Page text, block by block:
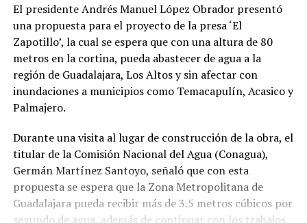
El presidente Andrés Manuel López Obrador presentó
una propuesta para el proyecto de la presa ‘El
Zapotillo’, la cual se espera que con una altura de 80
metros en la cortina, pueda abastecer de agua a la
región de Guadalajara, Los Altos y sin afectar con
inundaciones a municipios como Temacapulín, Acasico y
Palmajero.
Durante una visita al lugar de construcción de la obra, el
titular de la Comisión Nacional del Agua (Conagua),
Germán Martínez Santoyo, señaló que con esta
propuesta se espera que la Zona Metropolitana de
Guadalajara pueda recibir más de 3.5 metros cúbicos por
segundo de agua, además de continuar con los trabajos